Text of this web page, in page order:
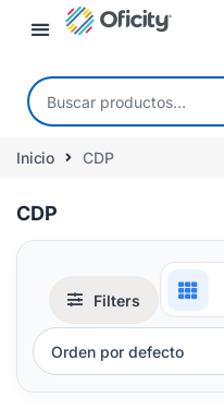
Inicio CDP
CDP
Filters